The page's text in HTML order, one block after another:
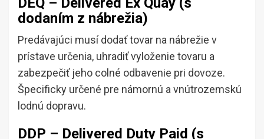
dodaním z nábrežia)
Predávajúci musí dodať tovar na nábrežie v
prístave určenia, uhradiť vyloženie tovaru a
zabezpečiť jeho colné odbavenie pri dovoze.
Špecificky určené pre námornú a vnútrozemskú
lodnú dopravu.
DDP – Delivered Duty Paid (s